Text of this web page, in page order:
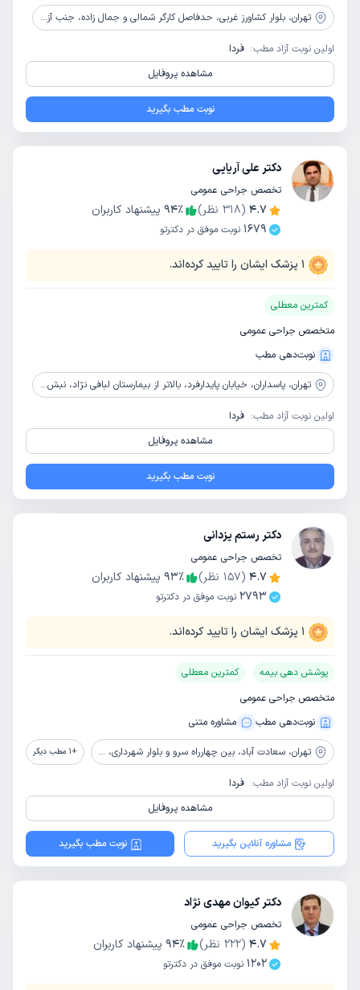
تهران، بلوار کشاورز غربی، حدفاصل کارگر شمالی و جمال زاده، جنب آزمایشگاه نور، پلاک 95، ساختمان پزشکان 95،طبقه 5، واحد 8
اولین نوبت آزاد مطب: فردا
مشاهده پروفایل
نوبت مطب بگیرید
دکتر علی آریایی
تخصص جراحی عمومی
4.7
(
318 نظر) 94٪
پیشنهاد کاربران
1679 نوبت موفق در دکترتو
1 پزشک ایشان را تایید کرده‌اند.
کمترین معطلی
متخصص جراحی عمومی
نوبت‌دهی مطب
تهران، پاسداران، خیابان پایدارفرد، بالاتر از بیمارستان لبافی نژاد، نبش بوستان دهم، پلاک 29 ، طبقه 4، واحد 11
اولین نوبت آزاد مطب: فردا
مشاهده پروفایل
نوبت مطب بگیرید
دکتر رستم یزدانی
تخصص جراحی عمومی
4.7
(
157 نظر) 93٪
پیشنهاد کاربران
2793 نوبت موفق در دکترتو
1 پزشک ایشان را تایید کرده‌اند.
پوشش دهی بیمه
کمترین معطلی
متخصص جراحی عمومی
نوبت‌دهی مطب
مشاوره‌ متنی
تهران، سعادت آباد، بین چهارراه سرو و بلوار شهرداری، خیابان ریاضی بخشایش، پلاک 4 +
1 مطب دیگر
اولین نوبت آزاد مطب: فردا
مشاهده پروفایل
مشاوره آنلاین بگیرید نوبت مطب بگیرید
دکتر کیوان مهدی نژاد
تخصص جراحی عمومی
4.7
(
222 نظر) 94٪
پیشنهاد کاربران
1202 نوبت موفق در دکترتو